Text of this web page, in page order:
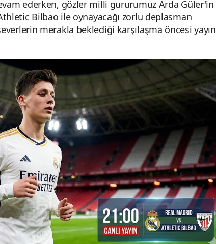
ederken, gözler milli gururumuz Arda Güler'in
Bilbao ile oynayacağı zorlu deplasman
merakla beklediği karşılaşma öncesi yayın